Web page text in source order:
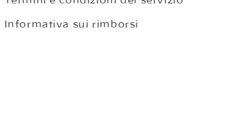
Informativa sui rimborsi